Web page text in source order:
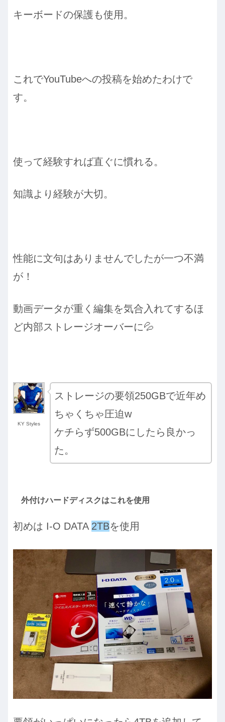
キーボードの保護も使用。
これでYouTubeへの投稿を始めたわけで
す。
使って経験すれば直ぐに慣れる。
知識より経験が大切。
性能に文句はありませんでしたが一つ不満
が！
動画データが重く編集を気合入れてするほ
ど内部ストレージオーバーに💦
KY Styles
ストレージの要領250GBで近年め
ちゃくちゃ圧迫w
ケチらず500GBにしたら良かっ
た。
外付けハードディスクはこれを使用
初めは I-O DATA 2TBを使用